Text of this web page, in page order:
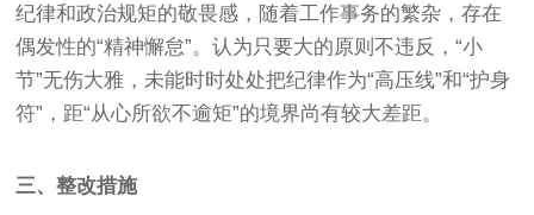
纪律和政治规矩的敬畏感，随着工作事务的繁杂，存在
偶发性的“精神懈怠”。认为只要大的原则不违反，“小
节”无伤大雅，未能时时处处把纪律作为“高压线”和“护身
符”，距“从心所欲不逾矩”的境界尚有较大差距。
三、整改措施